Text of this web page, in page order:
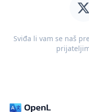
Sviđa li vam se naš